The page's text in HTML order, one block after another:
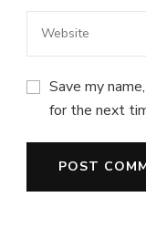
Save my
for the next